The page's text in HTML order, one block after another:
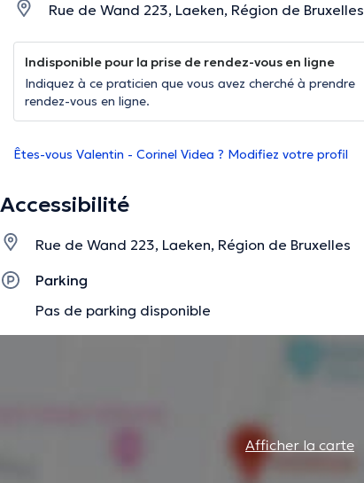
Rue de Wand 223, Laeken, Région de Bruxelles
Indisponible pour la prise de rendez-vous en ligne
Indiquez à ce praticien que vous avez cherché à prendre
rendez-vous en ligne.
Êtes-vous Valentin - Corinel Videa ? Modifiez votre profil
Accessibilité
Rue de Wand 223, Laeken, Région de Bruxelles
Parking
Pas de parking disponible
Afficher la carte